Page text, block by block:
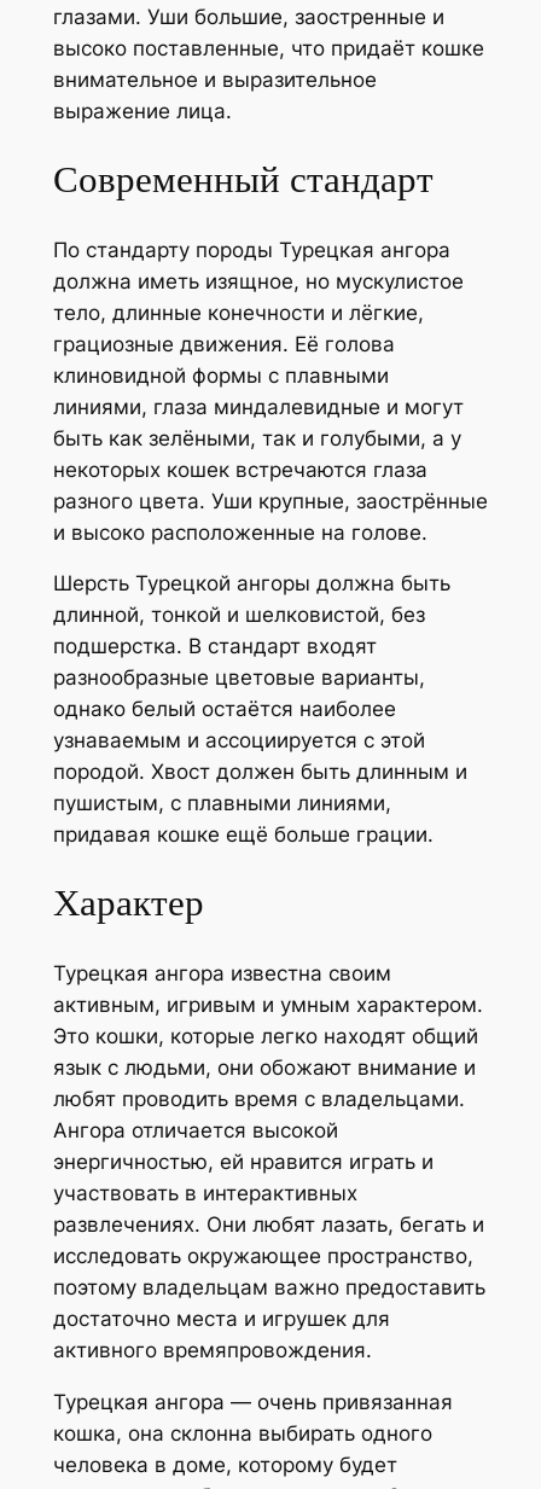
глазами. Уши большие, заостренные и
высоко поставленные, что придаёт кошке
внимательное и выразительное
выражение лица.
Современный стандарт
По стандарту породы Турецкая ангора
должна иметь изящное, но мускулистое
тело, длинные конечности и лёгкие,
грациозные движения. Её голова
клиновидной формы с плавными
линиями, глаза миндалевидные и могут
быть как зелёными, так и голубыми, а у
некоторых кошек встречаются глаза
разного цвета. Уши крупные, заострённые
и высоко расположенные на голове.
Шерсть Турецкой ангоры должна быть
длинной, тонкой и шелковистой, без
подшерстка. В стандарт входят
разнообразные цветовые варианты,
однако белый остаётся наиболее
узнаваемым и ассоциируется с этой
породой. Хвост должен быть длинным и
пушистым, с плавными линиями,
придавая кошке ещё больше грации.
Характер
Турецкая ангора известна своим
активным, игривым и умным характером.
Это кошки, которые легко находят общий
язык с людьми, они обожают внимание и
любят проводить время с владельцами.
Ангора отличается высокой
энергичностью, ей нравится играть и
участвовать в интерактивных
развлечениях. Они любят лазать, бегать и
исследовать окружающее пространство,
поэтому владельцам важно предоставить
достаточно места и игрушек для
активного времяпровождения.
Турецкая ангора — очень привязанная
кошка, она склонна выбирать одного
человека в доме, которому будет